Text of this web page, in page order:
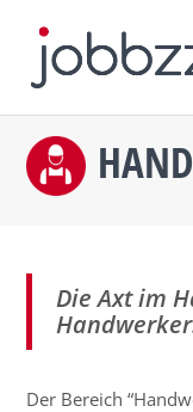
Die Axt im
Der Bereich